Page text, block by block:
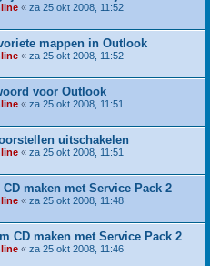
« za 25 okt 2008, 11:52
mappen in Outlook
« za 25 okt 2008, 11:52
voor Outlook
« za 25 okt 2008, 11:51
uitschakelen
« za 25 okt 2008, 11:51
maken met Service Pack 2
« za 25 okt 2008, 11:48
CD maken met Service Pack 2
« za 25 okt 2008, 11:46